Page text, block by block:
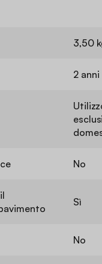
3,50
2 anni
No
Sì
No